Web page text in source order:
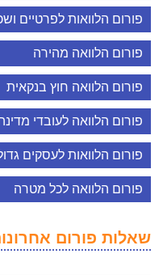
פורום הלוואות לפרטיים
פורום הלוואה מהירה
פורום הלוואה חוץ בנקאית
פורום הלוואה לעובדי
פורום הלוואות לעסקים
פורום הלוואה לכל מטרה
שאלות פורום